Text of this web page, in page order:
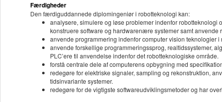
Færdigheder
Den færdiguddannede diplomingeniør i robotteknologi kan:
analysere, simulere og løse problemer indenfor
konstruere software og hardwarenære systemer samt
anvende programmering indenfor computer vision teknologier
anvende forskellige programmeringssprog, realtidssystemer,
PLC’ere til anvendelse indenfor det robotteknologiske område.
forstå centrale dele af computerens opbygning med
redegøre for elektriske signaler, sampling og rekonstruktion,
tidsinvariante systemer.
redegøre for de vigtigste softwareudviklingsmetoder og har